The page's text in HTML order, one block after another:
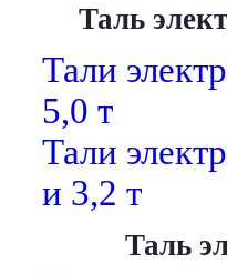
Таль
Тали
5,0 т
Тали
и 3,2 т
Таль